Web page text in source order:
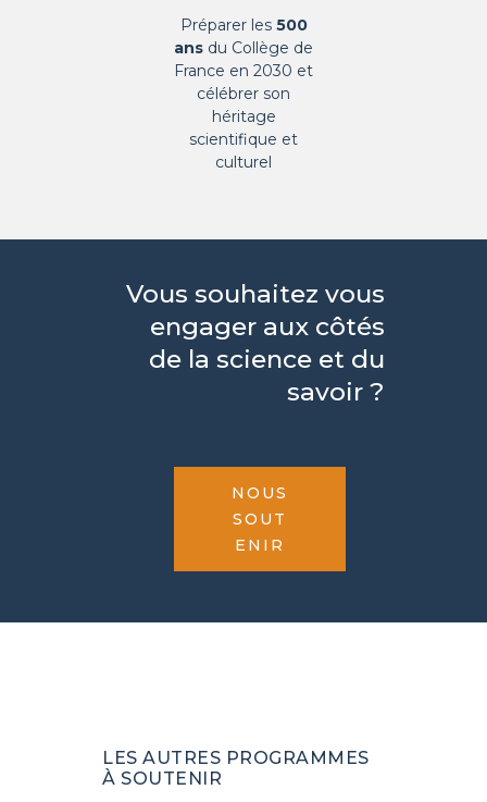
Préparer les 500
ans du Collège de
France en 2030 et
célébrer son
héritage
scientifique et
culturel
Vous souhaitez vous
engager aux côtés
de la science et du
savoir ?
NOUS
SOUT
ENIR
LES AUTRES PROGRAMMES
À SOUTENIR